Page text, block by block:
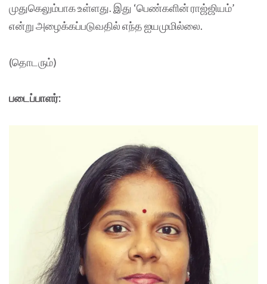
முதுகெலும்பாக உள்ளது. இது ‘பெண்களின் ராஜ்ஜியம்’
என்று அழைக்கப்படுவதில் எந்த ஐயமுமில்லை.
(தொடரும்)
படைப்பாளர்: